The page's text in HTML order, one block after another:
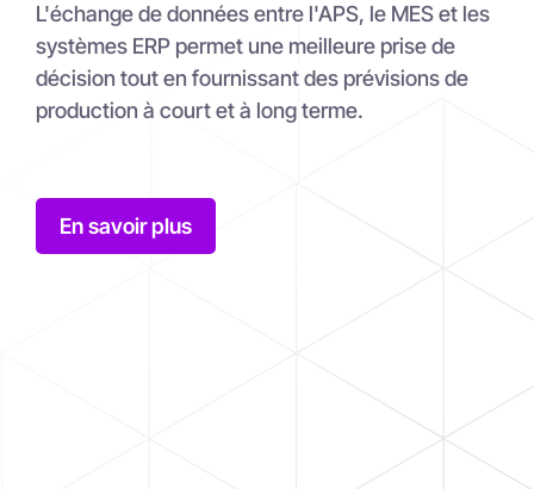
L'échange de données entre l'APS, le MES et les
systèmes ERP permet une meilleure prise de
décision tout en fournissant des prévisions de
production à court et à long terme.
En savoir plus